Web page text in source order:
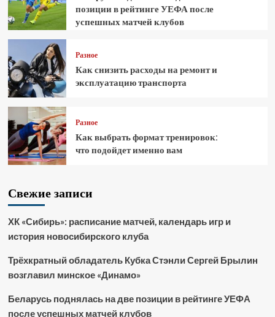
позиции в рейтинге УЕФА после
успешных матчей клубов
Разное
Как снизить расходы на ремонт и
эксплуатацию транспорта
Разное
Как выбрать формат тренировок:
что подойдет именно вам
Свежие записи
ХК «Сибирь»: расписание матчей, календарь игр и
история новосибирского клуба
Трёхкратный обладатель Кубка Стэнли Сергей Брылин
возглавил минское «Динамо»
Беларусь поднялась на две позиции в рейтинге УЕФА
после успешных матчей клубов